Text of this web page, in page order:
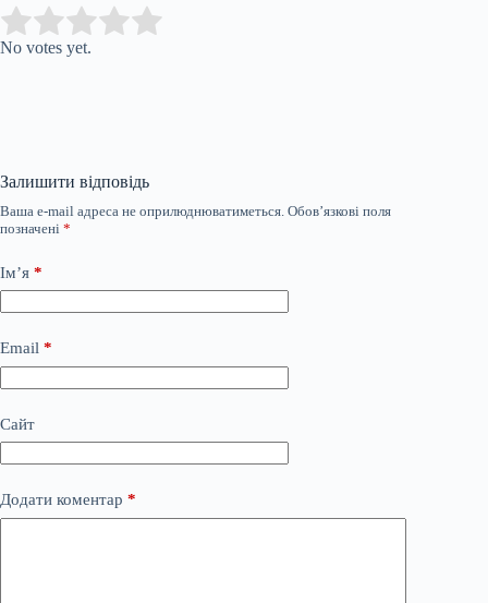
Rate this item:
No votes yet.
Залишити відповідь
Ваша e-mail адреса не оприлюднюватиметься. Обов’язкові поля
позначені *
Ім’я *
Email *
Сайт
Додати коментар *